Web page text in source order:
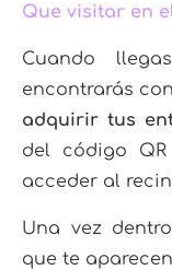
Que visitar en
Cuando
encontrarás
adquirir tus
del código
acceder al
Una vez
que te